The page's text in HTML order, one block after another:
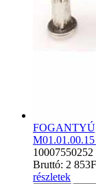
10007550252
Bruttó: 2 853
részletek